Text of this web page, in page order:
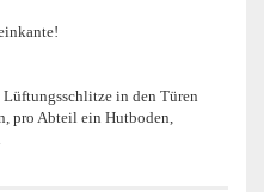
in den Türen
pro Abteil ein Hutboden,